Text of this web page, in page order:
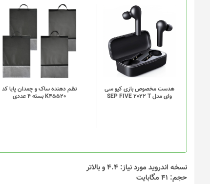
هدست مخصوص بازی کیو سی
وای مدل SEP FIVE 2022 T
این
دارای
انواع
مختلفی
می
باشد.
گزینه
ها
محصول
انتخاب
شوند
نظم دهنده ساک و چمدان پایا کد
K45520 بسته 4 عددی
دارای
انواع
می
باشد.
گزینه
ها
محصول
نسخه اندروید مورد نیاز: 4.4 و بالاتر
حجم: 41 مگابایت